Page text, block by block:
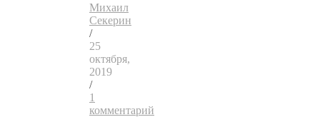
Михаил
Секерин
/
25
октября,
2019
/
1
комментарий